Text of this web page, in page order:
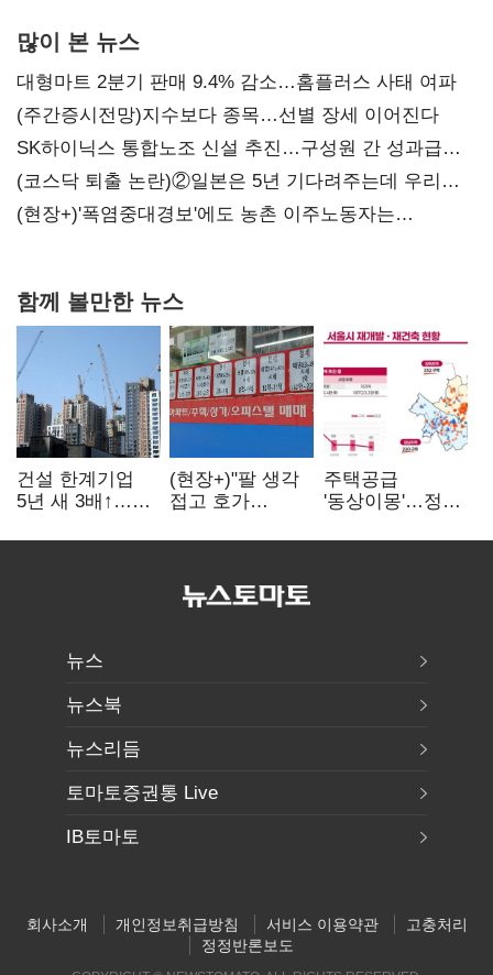
많이 본 뉴스
대형마트 2분기 판매 9.4% 감소…홈플러스 사태 여파
(주간증시전망)지수보다 종목…선별 장세 이어진다
SK하이닉스 통합노조 신설 추진…구성원 간 성과급
불만 확산
(코스닥 퇴출 논란)②일본은 5년 기다려주는데 우리는
당장 퇴출?…시간만으론 부족한 코스닥 구하기
(현장+)'폭염중대경보'에도 농촌 이주노동자는
함께 볼만한 뉴스
건설 한계기업
5년 새 3배↑…
재무 부담 확대
(현장+)"팔 생각
접고 호가
똘똘한 한 채'
주택공급
'동상이몽'…정부
없으면 '공수표'
뉴스
뉴스북
뉴스리듬
토마토증권통 Live
IB토마토
회사소개 개인정보취급방침 서비스 이용약관
고충처리
정정반론보도